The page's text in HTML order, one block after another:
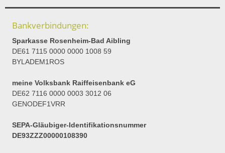
Bankverbindungen:
Sparkasse Rosenheim-Bad Aibling
DE61 7115 0000 0000 1008 59
BYLADEM1ROS
meine Volksbank Raiffeisenbank eG
DE62 7116 0000 0003 3012 06
GENODEF1VRR
SEPA-Gläubiger-Identifikationsnummer
DE93ZZZ00000108390